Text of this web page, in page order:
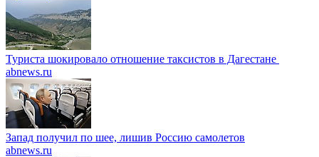
Туриста шокировало отношение таксистов в Дагестане
abnews.ru
Запад получил по шее, лишив Россию самолетов
abnews.ru